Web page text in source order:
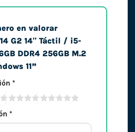
en valorar
G2 14″ Táctil / i5-
DDR4 256GB M.2
11”
*
*